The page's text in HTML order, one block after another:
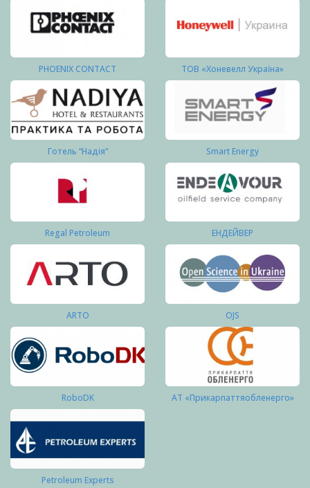
PHOENIX CONTACT ТОВ «Хоневелл Україна»
Готель “Надія” Smart Energy
Regal Petroleum ЕНДЕЙВЕР
ARTO OJS
RoboDK АТ «Прикарпаттяобленерго»
Petroleum Experts